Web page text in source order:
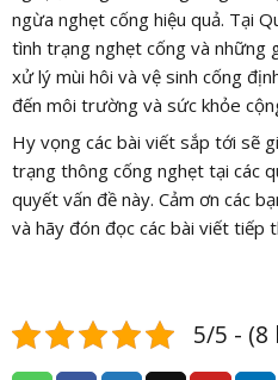
ngừa nghẹt cống hiệu quả. Tại
tình trạng nghẹt cống và những
xử lý mùi hôi và vệ sinh cống
đến môi trường và sức khỏe
Hy vọng các bài viết sắp tới sẽ
trạng thông cống nghẹt tại các
quyết vấn đề này. Cảm ơn các
và hãy đón đọc các bài viết tiếp
5/5 - (8